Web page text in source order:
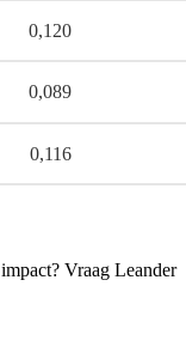
0,120
0,089
0,116
Vraag Leander